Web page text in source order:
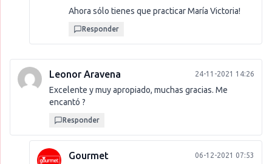
Ahora sólo tienes que practicar María Victoria!
Responder
Leonor Aravena 24-11-2021 14:26
Excelente y muy apropiado, muchas gracias. Me
encantó ?
Responder
Gourmet
06-12-2021 07:53